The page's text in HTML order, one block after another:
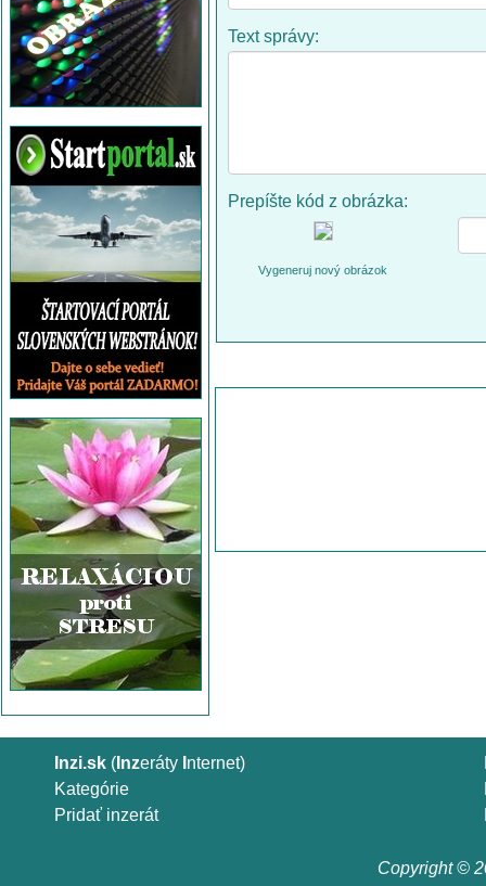
Text správy:
Prepíšte kód z obrázka:
Vygeneruj nový obrázok
Inzi.sk ( Inzeráty nternet)
Kategórie
Pridať inzerát
Copyright ©